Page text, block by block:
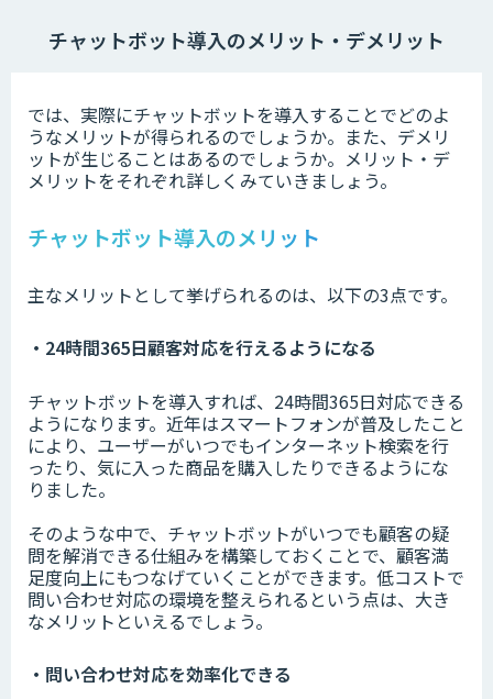
チャットボット導入のメリット・デメリット
では、実際にチャットボットを導入することでどのよ
うなメリットが得られるのでしょうか。また、デメリ
ットが生じることはあるのでしょうか。メリット・デ
メリットをそれぞれ詳しくみていきましょう。
チャットボット導入のメリット
主なメリットとして挙げられるのは、以下の3点です。
・24時間365日顧客対応を行えるようになる
チャットボットを導入すれば、24時間365日対応できる
ようになります。近年はスマートフォンが普及したこと
により、ユーザーがいつでもインターネット検索を行
ったり、気に入った商品を購入したりできるようにな
りました。
そのような中で、チャットボットがいつでも顧客の疑
問を解消できる仕組みを構築しておくことで、顧客満
足度向上にもつなげていくことができます。低コストで
問い合わせ対応の環境を整えられるという点は、大き
なメリットといえるでしょう。
・問い合わせ対応を効率化できる